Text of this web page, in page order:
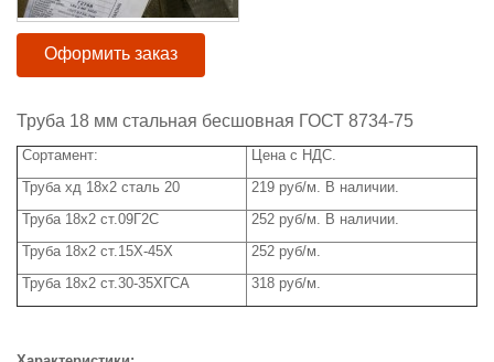
Оформить заказ
Труба 18 мм стальная бесшовная ГОСТ 8734-75
Сортамент:
Цена с НДС.
Труба хд 18х2 сталь 20
219 руб/м. В наличии.
Труба 18х2 ст.09Г2С
252 руб/м. В наличии.
Труба 18х2 ст.15Х-45Х
252 руб/м.
Труба 18х2 ст.30-35ХГСА
318 руб/м.